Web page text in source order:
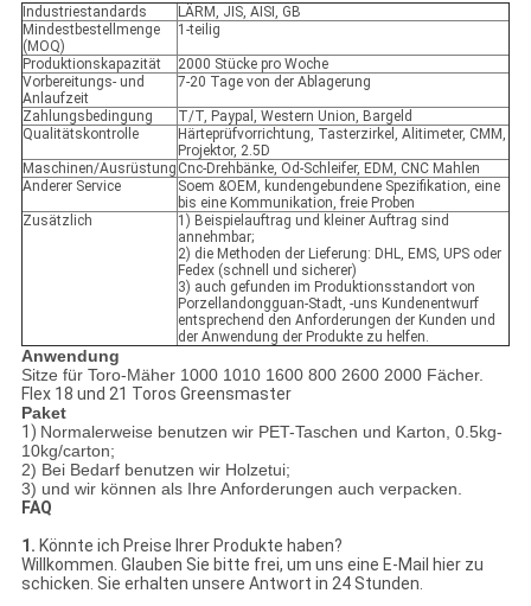
Industriestandards
LÄRM, JIS, AISI, GB
Mindestbestellmenge
(MOQ)
1-teilig
Produktionskapazität
2000 Stücke pro Woche
Vorbereitungs- und
Anlaufzeit
7-20 Tage von der Ablagerung
Zahlungsbedingung
T/T, Paypal, Western Union, Bargeld
Qualitätskontrolle
Härteprüfvorrichtung, Tasterzirkel, Alitimeter, CMM,
Projektor, 2.5D
Maschinen/Ausrüstung Cnc-Drehbänke, Od-Schleifer, EDM, CNC Mahlen
Anderer Service
Soem &OEM, kundengebundene Spezifikation, eine
bis eine Kommunikation, freie Proben
Zusätzlich
1) Beispielauftrag und kleiner Auftrag sind
annehmbar;
2) die Methoden der Lieferung: DHL, EMS, UPS oder
Fedex (schnell und sicherer)
3) auch gefunden im Produktionsstandort von
Porzellandongguan-Stadt, -uns Kundenentwurf
entsprechend den Anforderungen der Kunden und
der Anwendung der Produkte zu helfen.
Anwendung
Sitze für Toro-Mäher 1000 1010 1600 800 2600 2000 Fächer.
Flex 18 und 21 Toros Greensmaster
Paket
1) Normalerweise benutzen wir PET-Taschen und Karton, 0.5kg-
10kg/carton;
2) Bei Bedarf benutzen wir Holzetui;
3) und wir können als Ihre Anforderungen auch verpacken.
FAQ
1. Könnte ich Preise Ihrer Produkte haben?
Willkommen. Glauben Sie bitte frei, um uns eine E-Mail hier zu
schicken. Sie erhalten unsere Antwort in 24 Stunden.